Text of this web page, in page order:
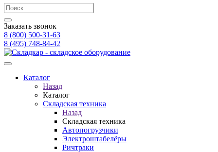
Заказать звонок
8 (800) 500-31-63
8 (495) 748-84-42
Каталог
Назад
Каталог
Складская техника
Назад
Складская техника
Автопогрузчики
Электроштабелёры
Ричтраки